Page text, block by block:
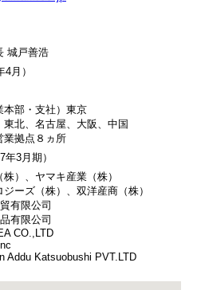
城戸善浩
月）
本部・支社）東京
東北、名古屋、大阪、中国
業拠点８ヵ所
3月期）
）、ヤマキ産業（株）
ーズ（株）、双洋産商（株）
有限公司
有限公司
CO.,LTD
Addu Katsuobushi PVT.LTD